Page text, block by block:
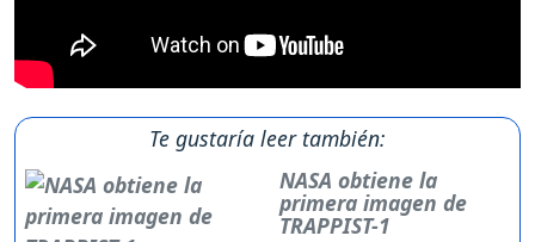
Te gustaría leer también:
NASA obtiene la
primera imagen de
TRAPPIST-1